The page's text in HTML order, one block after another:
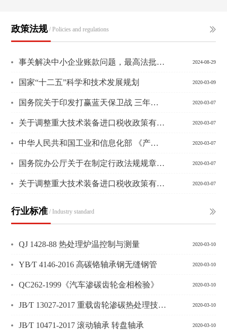
政策法规/ Policies and regulations
事关解决中小企业账款问题，最高法批复了！ 2024-08-29
国家“十二五”科学和技术发展规划 2020-03-09
国务院关于印发打赢蓝天保卫战 三年行动计划的通知 2020-03-07
关于调整重大技术装备进口税收政策有关目录的通知 财关税〔 2020-03-07
中华人民共和国工业和信息化部 《产业发展与转移指导目录（ 2020-03-07
国务院办公厅关于在制定行政法规规章行政规范性文件过程中充 2020-03-07
关于调整重大技术装备进口税收政策有关目录的通知 财关税〔 2020-03-07
行业标准 / Industry standard
QJ 1428-88 热处理炉温控制与测量 2020-03-10
YB∕T 4146-2016 高碳铬轴承钢无缝钢管 2020-03-10
QC262-1999《汽车渗碳齿轮金相检验》 2020-03-10
JB∕T 13027-2017 重载齿轮渗碳热处理技术要求 2020-03-10
JB∕T 10471-2017 滚动轴承 转盘轴承 2020-03-10